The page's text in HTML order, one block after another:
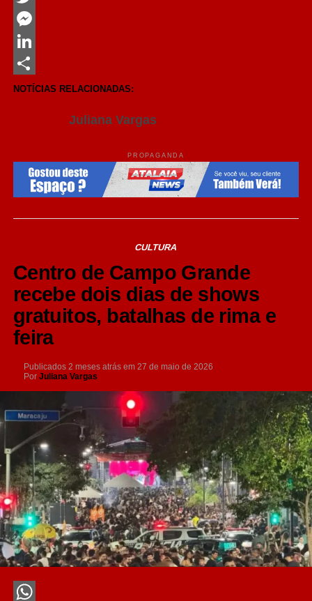
Twitter
Messenger
LinkedIn
Share
NOTÍCIAS RELACIONADAS:
Juliana Vargas
PROPAGANDA
CULTURA
Centro de Campo Grande
recebe dois dias de shows
gratuitos, batalhas de rima e
feira
Publicados 2 meses atrás em 27 de maio de 2026
Por Juliana Vargas